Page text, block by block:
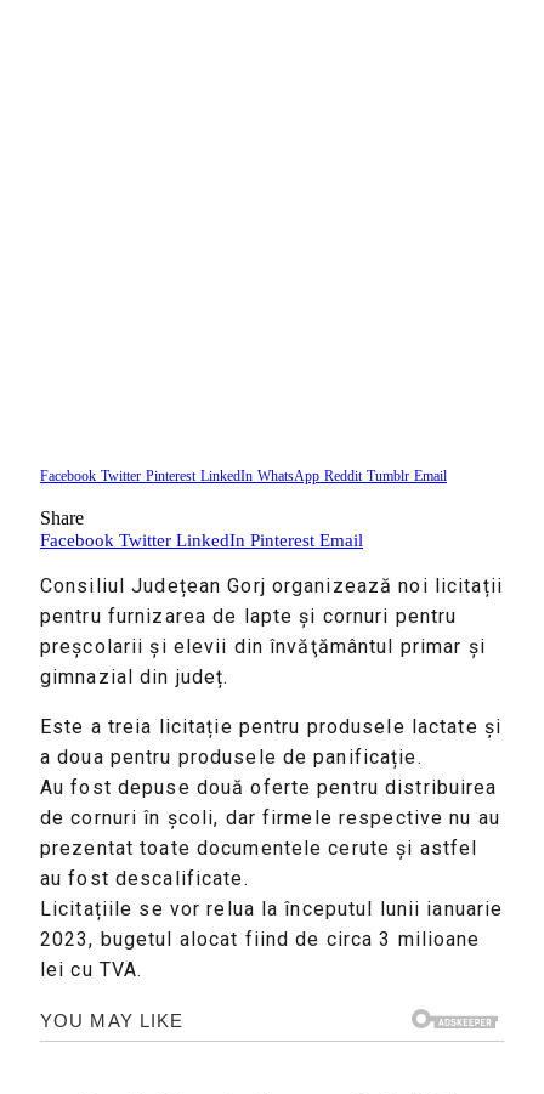
Facebook Twitter Pinterest LinkedIn WhatsApp Reddit Tumblr Email
Share
Facebook Twitter LinkedIn Pinterest Email
Consiliul Județean Gorj organizează noi licitații
pentru furnizarea de lapte și cornuri pentru
preşcolarii şi elevii din învăţământul primar şi
gimnazial din județ.
Este a treia licitație pentru produsele lactate și
a doua pentru produsele de panificație.
Au fost depuse două oferte pentru distribuirea
de cornuri în școli, dar firmele respective nu au
prezentat toate documentele cerute și astfel
au fost descalificate.
Licitațiile se vor relua la începutul lunii ianuarie
2023, bugetul alocat fiind de circa 3 milioane
lei cu TVA.